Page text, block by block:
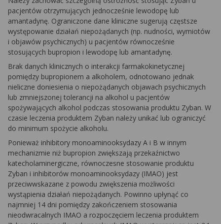
pacjentów otrzymujących jednocześnie lewodopę lub
amantadynę. Ograniczone dane kliniczne sugerują częstsze
występowanie działań niepożądanych (np. nudności, wymiotów
i objawów psychicznych) u pacjentów równocześnie
stosujących bupropion i lewodopę lub amantadynę.
Brak danych klinicznych o interakcji farmakokinetycznej
pomiędzy bupropionem a alkoholem, odnotowano jednak
nieliczne doniesienia o niepożądanych objawach psychicznych
lub zmniejszonej tolerancji na alkohol u pacjentów
spożywających alkohol podczas stosowania produktu Zyban. W
czasie leczenia produktem Zyban należy unikać lub ograniczyć
do minimum spożycie alkoholu.
Ponieważ inhibitory monoaminooksydazy A i B w innym
mechanizmie niż bupropion zwiększają przekaźnictwo
katecholaminergiczne, równoczesne stosowanie produktu
Zyban i inhibitorów monoaminooksydazy (IMAO) jest
przeciwwskazane z powodu zwiększenia możliwości
wystąpienia działań niepożądanych. Powinno upłynąć co
najmniej 14 dni pomiędzy zakończeniem stosowania
nieodwracalnych IMAO a rozpoczęciem leczenia produktem